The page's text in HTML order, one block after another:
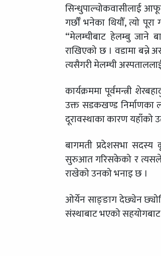
सिन्धुपाल्चोकवासीलाई
गर्छौँ भनेका थियौँ, त्यो
“मेलम्चीबाट हेलम्बु जाने
राखिएको छ । वडामा बन्ने
त्यसैगरी मेलम्ची
कार्यक्रममा पूर्वमन्त्री
उक्त सडकखण्ड
दूरावस्थाका कारण यहाँको
बागमती प्रदेशसभा सदस्य
सुरुआत गरिसकेको र त्यसले
राखेको उनको भनाइ छ ।
ओर्येन साङ्ङाग देछ्येन
संस्थाबाट भएको